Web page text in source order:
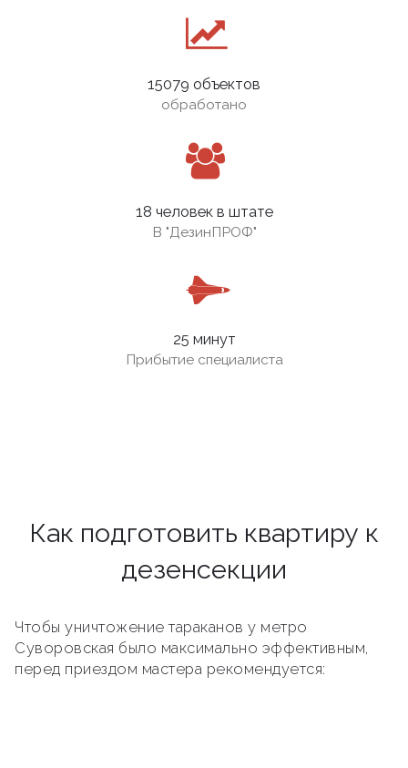
15079 объектов
обработано
18 человек в штате
В "ДезинПРОФ"
25 минут
Прибытие специалиста
Как подготовить квартиру к
дезенсекции
Чтобы уничтожение тараканов у метро
Суворовская было максимально эффективным,
перед приездом мастера рекомендуется: